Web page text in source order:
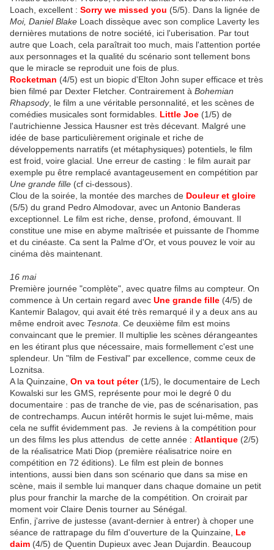
Loach, excellent : Sorry we missed you (5/5). Dans la lignée de
Moi, Daniel Blake Loach dissèque avec son complice Laverty les
dernières mutations de notre société, ici l'uberisation. Par tout
autre que Loach, cela paraîtrait too much, mais l'attention portée
aux personnages et la qualité du scénario sont tellement bons
que le miracle se reproduit une fois de plus.
Rocketman (4/5) est un biopic d'Elton John super efficace et très
bien filmé par Dexter Fletcher. Contrairement à Bohemian
Rhapsody, le film a une véritable personnalité, et les scènes de
comédies musicales sont formidables. Little Joe (1/5) de
l'autrichienne Jessica Hausner est très décevant. Malgré une
idée de base particulièrement originale et riche de
développements narratifs (et métaphysiques) potentiels, le film
est froid, voire glacial. Une erreur de casting : le film aurait par
exemple pu être remplacé avantageusement en compétition par
Une grande fille (cf ci-dessous).
Clou de la soirée, la montée des marches de Douleur et gloire
(5/5) du grand Pedro Almodovar, avec un Antonio Banderas
exceptionnel. Le film est riche, dense, profond, émouvant. Il
constitue une mise en abyme maîtrisée et puissante de l'homme
et du cinéaste. Ca sent la Palme d'Or, et vous pouvez le voir au
cinéma dès maintenant.
16 mai
Première journée "complète", avec quatre films au compteur. On
commence à Un certain regard avec Une grande fille (4/5) de
Kantemir Balagov, qui avait été très remarqué il y a deux ans au
même endroit avec Tesnota . Ce deuxième film est moins
convaincant que le premier. Il multiplie les scènes dérangeantes
en les étirant plus que nécessaire, mais formellement c'est une
splendeur. Un "film de Festival" par excellence, comme ceux de
Loznitsa.
A la Quinzaine, On va tout péter(1/5), le documentaire de Lech
Kowalski sur les GMS, représente pour moi le degré 0 du
documentaire : pas de tranche de vie, pas de scénarisation, pas
de contrechamps. Aucun intérêt hormis le sujet lui-même, mais
cela ne suffit évidemment pas. Je reviens à la compétition pour
un des films les plus attendus de cette année : Atlantique (2/5)
de la réalisatrice Mati Diop (première réalisatrice noire en
compétition en 72 éditions). Le film est plein de bonnes
intentions, aussi bien dans son scénario que dans sa mise en
scène, mais il semble lui manquer dans chaque domaine un petit
plus pour franchir la marche de la compétition. On croirait par
moment voir Claire Denis tourner au Sénégal.
Enfin, j'arrive de justesse (avant-dernier à entrer) à choper une
séance de rattrapage du film d'ouverture de la Quinzaine, Le
daim (4/5) de Quentin Dupieux avec Jean Dujardin. Beaucoup